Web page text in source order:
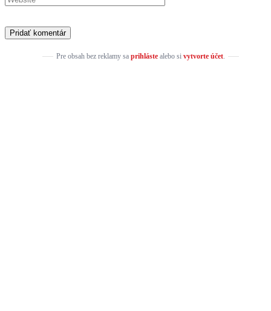
Pre obsah bez reklamy sa prihlástealebo si vytvorte účet.